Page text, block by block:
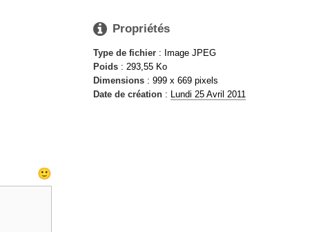
 Propriétés
Type de fichier : Image JPEG
Poids : 293,55 Ko
Dimensions : 999 x 669 pixels
Date de création : Lundi 25 Avril 2011
🙂